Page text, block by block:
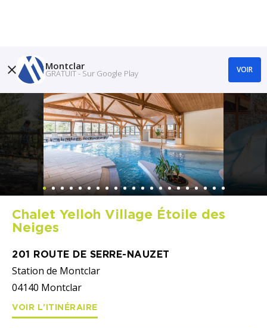
Chalet Yelloh Village Étoile des
Neiges
201 ROUTE DE SERRE-NAUZET
Station de Montclar
04140 Montclar
VOIR L'ITINÉRAIRE
Montclar
GRATUIT - Sur Google Play VOIR